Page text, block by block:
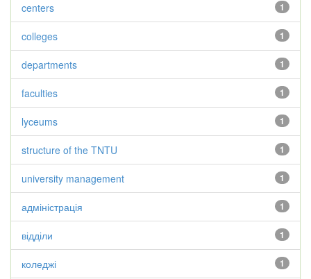
1
centers
1
colleges
1
departments
1
faculties
1
lyceums
1
structure of the TNTU
1
university management
1
адміністрація
1
відділи
1
коледжі